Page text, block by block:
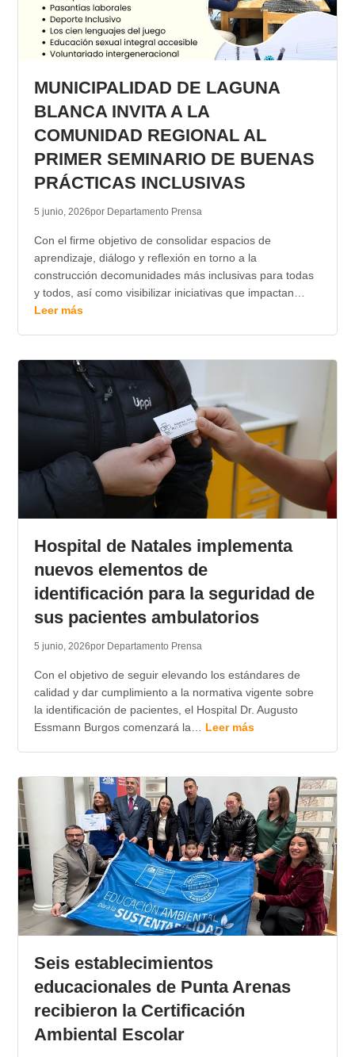
APP MÓVIL
MUNICIPALIDAD DE LAGUNA
BLANCA INVITA A LA
COMUNIDAD REGIONAL AL
PRIMER SEMINARIO DE BUENAS
PRÁCTICAS INCLUSIVAS
5 junio, 2026por Departamento Prensa
Con el firme objetivo de consolidar espacios de
aprendizaje, diálogo y reflexión en torno a la
construcción decomunidades más inclusivas para todas
y todos, así como visibilizar iniciativas que impactan…
Leer más
Hospital de Natales implementa
nuevos elementos de
identificación para la seguridad de
sus pacientes ambulatorios
5 junio, 2026por Departamento Prensa
Con el objetivo de seguir elevando los estándares de
calidad y dar cumplimiento a la normativa vigente sobre
la identificación de pacientes, el Hospital Dr. Augusto
Essmann Burgos comenzará la… Leer más
Seis establecimientos
educacionales de Punta Arenas
recibieron la Certificación
Ambiental Escolar